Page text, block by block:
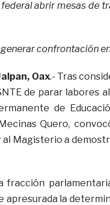
abrir mesas de
confrontación
Oax.- Tras
de parar labores
de
Quero,
al Magisterio a
fracción
apresurada la